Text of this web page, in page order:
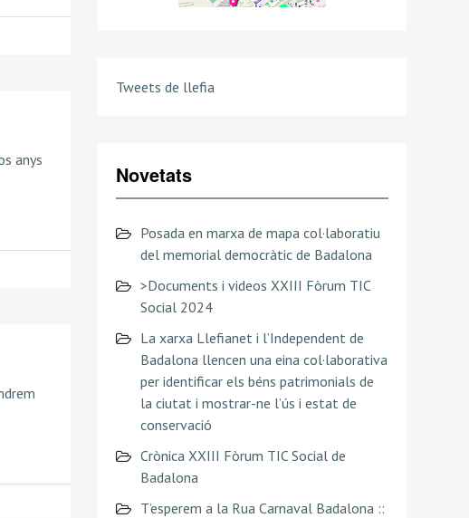
anys
Tweets de llefia
Novetats
Posada en marxa de mapa col·laboratiu
del memorial democràtic de Badalona
>Documents i videos XXIII Fòrum TIC
Social 2024
La xarxa Llefianet i l’Independent de
Badalona llencen una eina col·laborativa
per identificar els béns patrimonials de
la ciutat i mostrar-ne l’ús i estat de
conservació
Crònica XXIII Fòrum TIC Social de
Badalona
T’esperem a la Rua Carnaval Badalona ::